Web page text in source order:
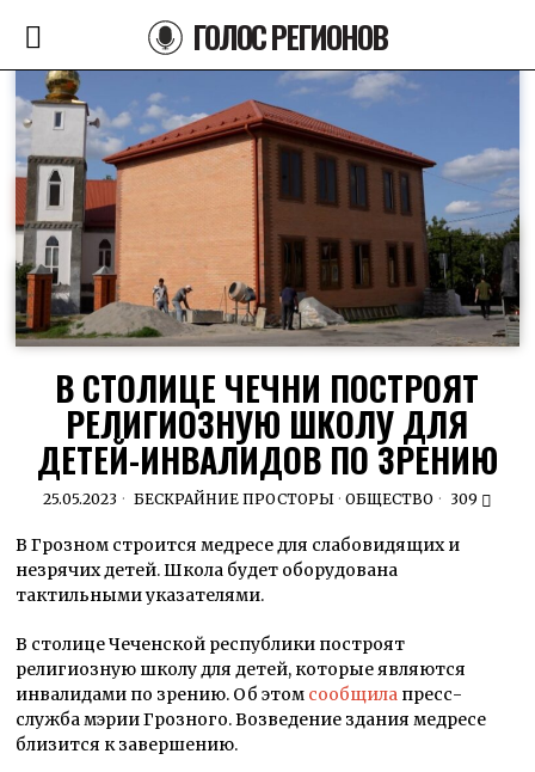
ГОЛОС РЕГИОНОВ
В СТОЛИЦЕ ЧЕЧНИ ПОСТРОЯТ
РЕЛИГИОЗНУЮ ШКОЛУ ДЛЯ
ДЕТЕЙ-ИНВАЛИДОВ ПО ЗРЕНИЮ
25.05.2023 БЕСКРАЙНИЕ ПРОСТОРЫ · ОБЩЕСТВО 309
В Грозном строится медресе для слабовидящих и
незрячих детей. Школа будет оборудована
тактильными указателями.
В столице Чеченской республики построят
религиозную школу для детей, которые являются
инвалидами по зрению. Об этом сообщила пресс-
служба мэрии Грозного. Возведение здания медресе
близится к завершению.